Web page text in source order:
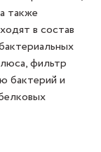
также
в состав
фильтр
бактерий и